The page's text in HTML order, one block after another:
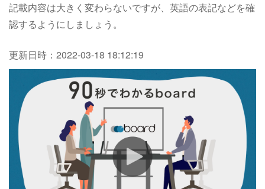
記載内容は大きく変わらないですが、英語の表記などを確
認するようにしましょう。
更新日時： 2022-03-18 18:12:19